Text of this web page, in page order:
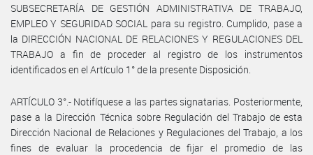
SUBSECRETARÍA DE GESTIÓN ADMINISTRATIVA DE TRABAJO,
EMPLEO Y SEGURIDAD SOCIAL para su registro. Cumplido, pase a
la DIRECCIÓN NACIONAL DE RELACIONES Y REGULACIONES DEL
TRABAJO a fin de proceder al registro de los instrumentos
identificados en el Artículo 1° de la presente Disposición.
ARTÍCULO 3°.- Notifíquese a las partes signatarias. Posteriormente,
pase a la Dirección Técnica sobre Regulación del Trabajo de esta
Dirección Nacional de Relaciones y Regulaciones del Trabajo, a los
fines de evaluar la procedencia de fijar el promedio de las